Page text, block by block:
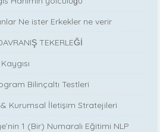
Ne ister Erkekler ne verir
TEKERLEĞİ
Bilinçaltı Testleri
& Kurumsal İletişim Stratejileri
1 (Bir) Numaralı Eğitimi NLP